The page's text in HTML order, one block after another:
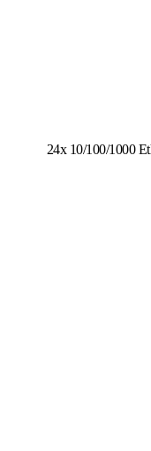
24x 10/100/1000